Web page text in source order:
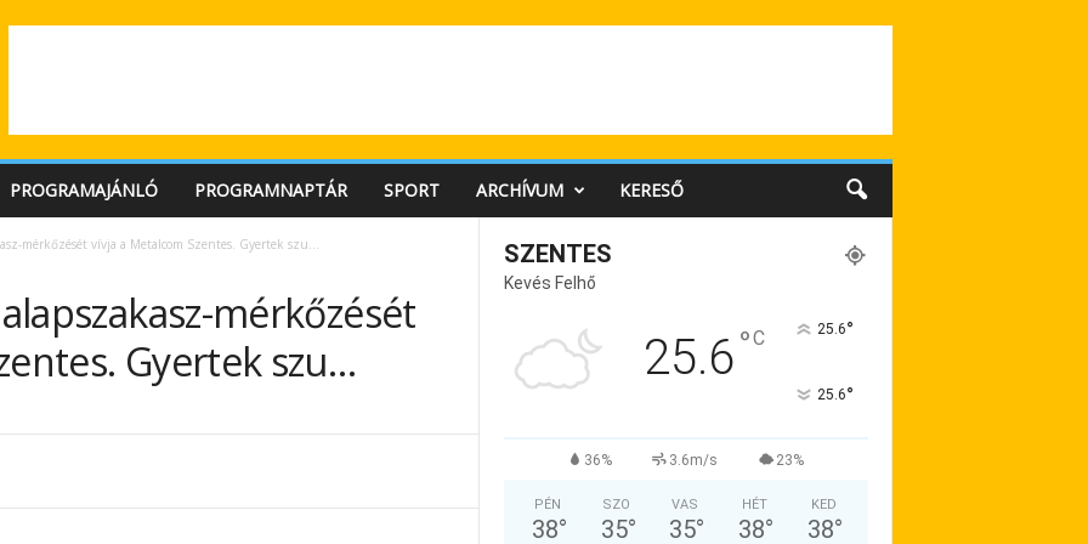
PROGRAMAJÁNLÓ PROGRAMNAPTÁR SPORT ARCHÍVUM KERESŐ
mérkőzését vívja a Metalcom Szentes. Gyertek szu…
mérkőzését
Gyertek szu…
SZENTES
Kevés Felhő
25.6°C 25.6°
25.6°
36% 3.6m/s 23%
PÉN
38°
SZO
35°
VAS
35°
HÉT
38°
KED
38°